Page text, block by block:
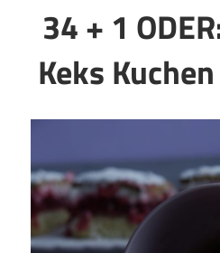
34 + 1
Keks